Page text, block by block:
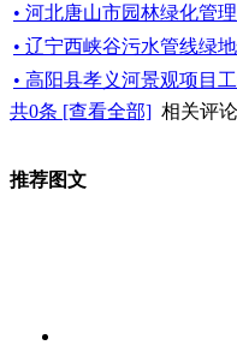
• 河北唐山市园林绿化管
• 辽宁西峡谷污水管线绿
• 高阳县孝义河景观项目
共0条 [查看全部] 相关评论
推荐图文